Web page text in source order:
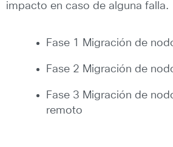
impacto en caso de alguna falla.
Fase 1 Migración de
Fase 2 Migración de
Fase 3 Migración de
remoto